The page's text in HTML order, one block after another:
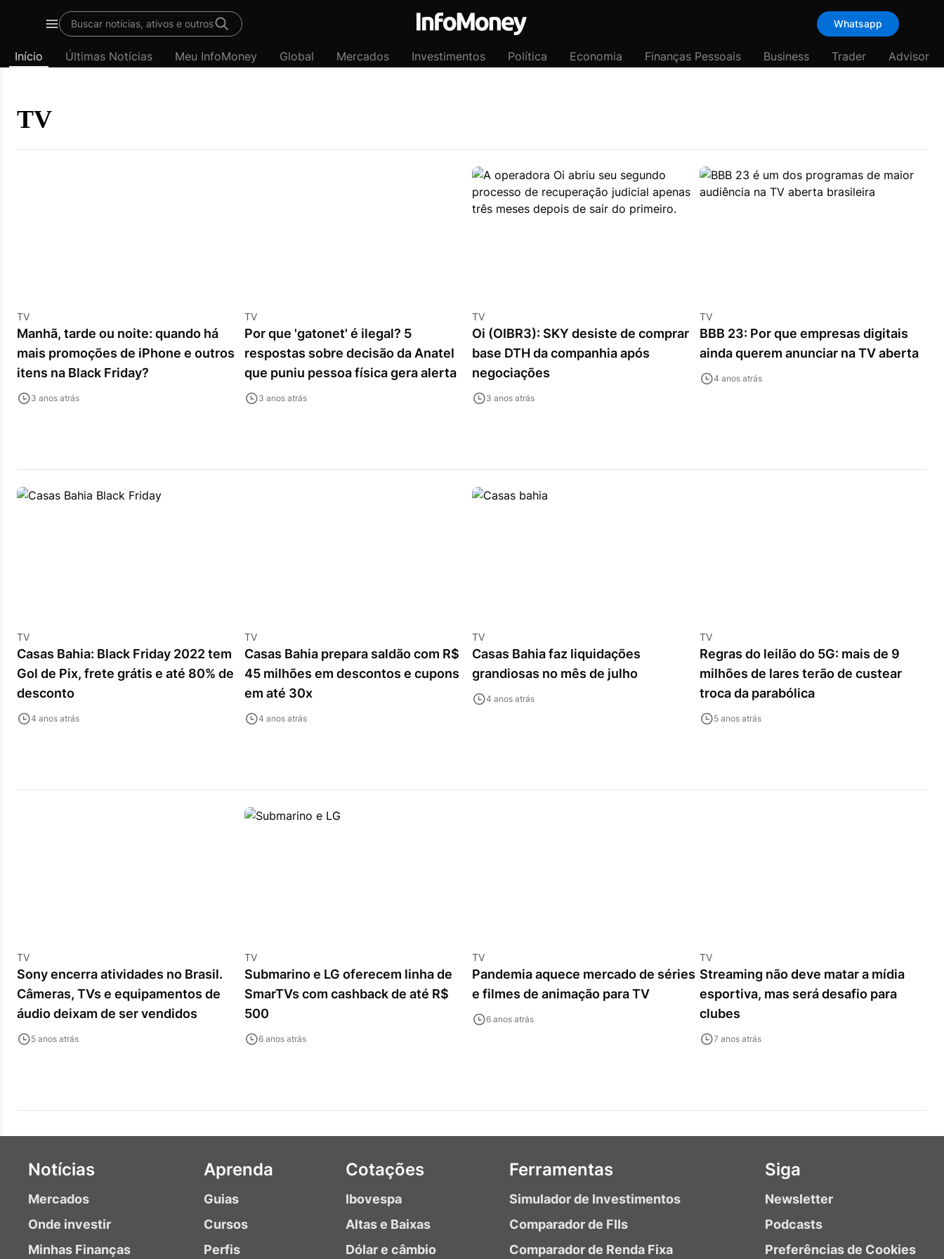
Últimas
InfoMoney
Menu
Buscar notícias, ativos e outros Whatsapp
Início Últimas Notícias Meu InfoMoney Global Mercados Investimentos Política Economia Finanças Pessoais Business Trader Advisor
TV
TV
Manhã, tarde ou noite: quando há
mais promoções de iPhone e outros
itens na Black Friday?
3 anos atrás
TV
Por que 'gatonet' é ilegal? 5
respostas sobre decisão da Anatel
que puniu pessoa física gera alerta
3 anos atrás
TV
Oi (OIBR3): SKY desiste de comprar
base DTH da companhia após
negociações
3 anos atrás
TV
BBB 23: Por que empresas digitais
ainda querem anunciar na TV aberta
4 anos atrás
TV
Casas Bahia: Black Friday 2022 tem
Gol de Pix, frete grátis e até 80% de
desconto
4 anos atrás
TV
Casas Bahia prepara saldão com R$
45 milhões em descontos e cupons
em até 30x
4 anos atrás
TV
Casas Bahia faz liquidações
grandiosas no mês de julho
4 anos atrás
TV
Regras do leilão do 5G: mais de 9
milhões de lares terão de custear
troca da parabólica
5 anos atrás
TV
Sony encerra atividades no Brasil.
Câmeras, TVs e equipamentos de
áudio deixam de ser vendidos
5 anos atrás
TV
Submarino e LG oferecem linha de
SmarTVs com cashback de até R$
500
6 anos atrás
TV
Pandemia aquece mercado de séries
e filmes de animação para TV
6 anos atrás
TV
Streaming não deve matar a mídia
esportiva, mas será desafio para
clubes
7 anos atrás
Notícias
Mercados
Onde investir
Minhas Finanças
Aprenda
Guias
Cursos
Perfis
Cotações
Ibovespa
Altas e Baixas
Dólar e câmbio
Ferramentas
Simulador de Investimentos
Comparador de FIIs
Comparador de Renda Fixa
Siga
Newsletter
Podcasts
Preferências de Cookies